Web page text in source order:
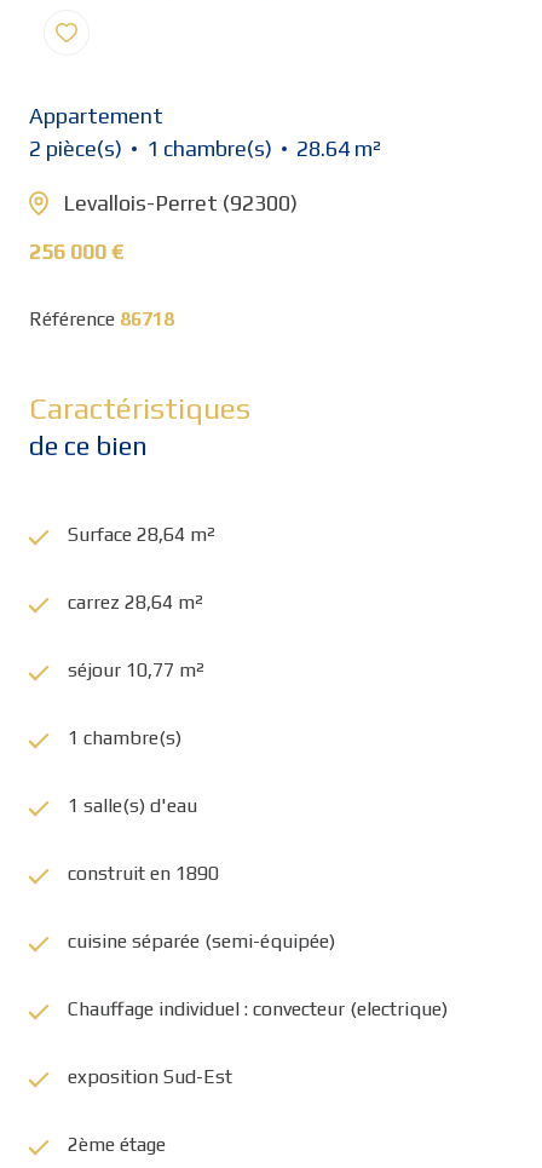
Appartement
2 pièce(s)
1 chambre(s) 28.64 m²
Levallois-Perret (92300)
256 000 €
Référence 86718
Caractéristiques
de ce bien
Surface 28,64 m²
carrez 28,64 m²
séjour 10,77 m²
1 chambre(s)
1 salle(s) d'eau
construit en 1890
cuisine séparée (semi-équipée)
Chauffage individuel : convecteur (electrique)
exposition Sud-Est
2ème étage